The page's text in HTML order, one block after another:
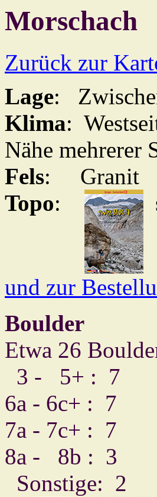
Morschach
Zurück zur
Lage:
Klima:
Nähe mehrerer
Fels: Granit
Topo:
und zur
Boulder
Etwa 26
3 - 5+ : 7
6a - 6c+ : 7
7a - 7c+ : 7
8a - 8b : 3
Sonstige: 2